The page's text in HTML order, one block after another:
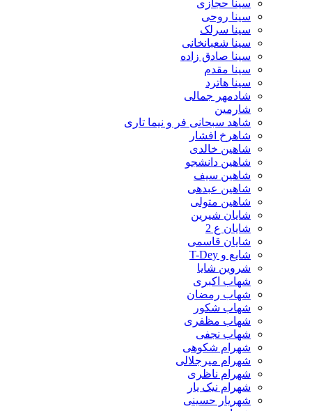
سینا حجازی
سینا روحی
سینا سرلک
سینا شعبانخانی
سینا صادق زاده
سینا مقدم
سینا هاترد
شادمهر جمالی
شارمین
شاهد سبحانی فر و نیما تاری
شاهرخ افشار
شاهین خالدی
شاهین دانشجو
شاهین سیف
شاهین عبدهی
شاهین متولی
شایان شیرین
شایان ع 2
شایان قاسمی
شایع و T-Dey
شروین شایا
شهاب اکبری
شهاب رمضان
شهاب شکور
شهاب مظفری
شهاب نجفی
شهرام شکوهی
شهرام میرجلالی
شهرام ناظری
شهرام نیک یار
شهریار حسینی